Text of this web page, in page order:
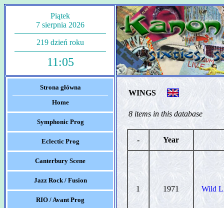
Piątek
7 sierpnia 2026
219 dzień roku
11:05
Strona główna
Home
Symphonic Prog
Eclectic Prog
Canterbury Scene
Jazz Rock / Fusion
RIO / Avant Prog
WINGS
8 items in this database
- Year
1 1971 Wild